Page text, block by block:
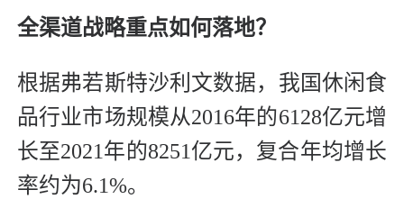
全渠道战略重点如何落地？
根据弗若斯特沙利文数据，我国休闲食
品行业市场规模从2016年的6128亿元增
长至2021年的8251亿元，复合年均增长
率约为6.1%。